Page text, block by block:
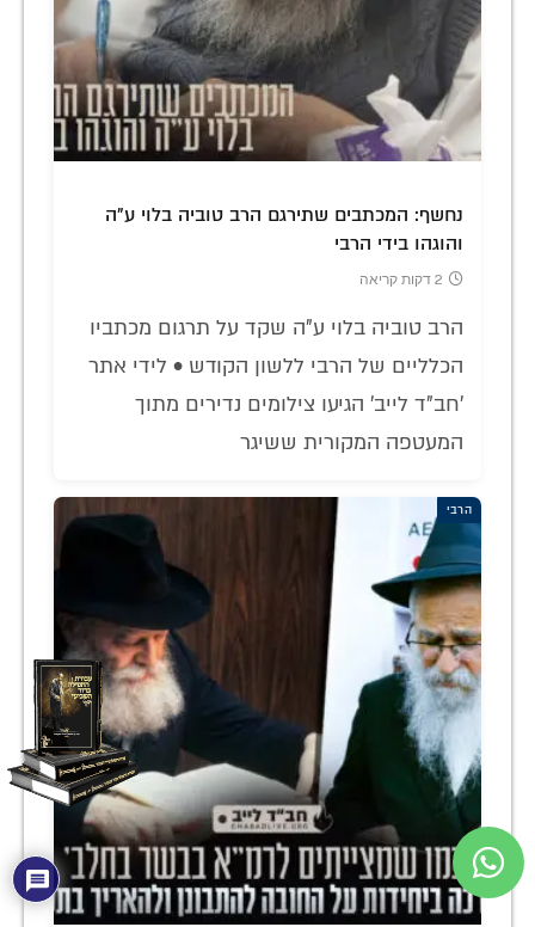
נחשף: המכתבים שתירגם הרב טוביה בלוי ע"ה
והוגהו בידי הרבי
2 דקות קריאה
הרב טוביה בלוי ע"ה שקד על תרגום מכתביו
הכלליים של הרבי ללשון הקודש • לידי אתר
'חב"ד לייב' הגיעו צילומים נדירים מתוך
המעטפה המקורית ששיגר
הרבי